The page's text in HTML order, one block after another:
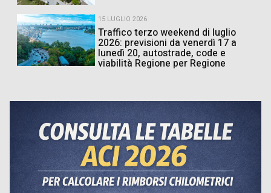
15 LUGLIO 2026
Traffico terzo weekend di luglio
2026: previsioni da venerdì 17 a
lunedì 20, autostrade, code e
viabilità Regione per Regione